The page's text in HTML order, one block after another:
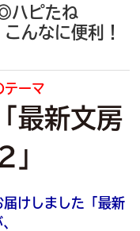
ハピたね
なに便利！
テーマ
「最新文房
けしました「最新